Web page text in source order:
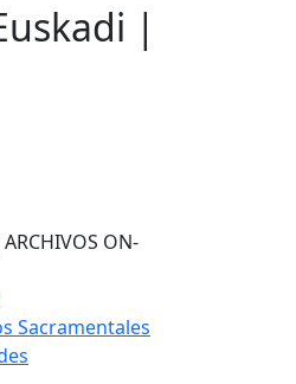
|
ON-
Sacramentales